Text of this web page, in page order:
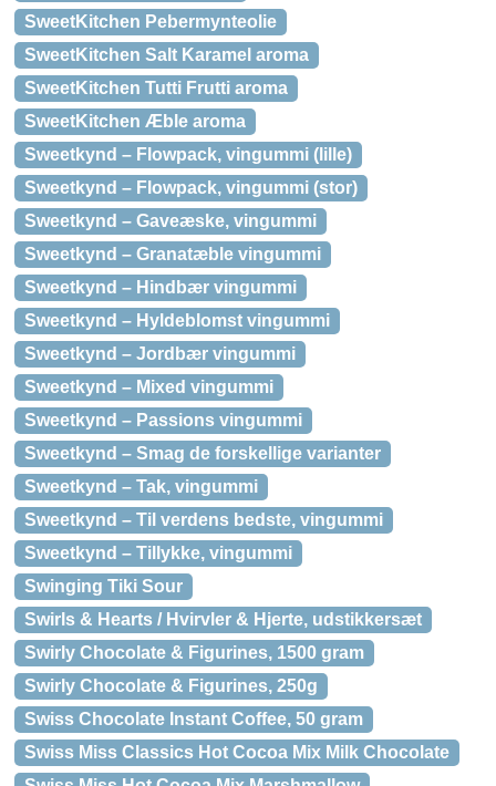
SweetKitchen Pebermynteolie
SweetKitchen Salt Karamel aroma
SweetKitchen Tutti Frutti aroma
SweetKitchen Æble aroma
Sweetkynd – Flowpack, vingummi (lille)
Sweetkynd – Flowpack, vingummi (stor)
Sweetkynd – Gaveæske, vingummi
Sweetkynd – Granatæble vingummi
Sweetkynd – Hindbær vingummi
Sweetkynd – Hyldeblomst vingummi
Sweetkynd – Jordbær vingummi
Sweetkynd – Mixed vingummi
Sweetkynd – Passions vingummi
Sweetkynd – Smag de forskellige varianter
Sweetkynd – Tak, vingummi
Sweetkynd – Til verdens bedste, vingummi
Sweetkynd – Tillykke, vingummi
Swinging Tiki Sour
Swirls & Hearts / Hvirvler & Hjerte, udstikkersæt
Swirly Chocolate & Figurines, 1500 gram
Swirly Chocolate & Figurines, 250g
Swiss Chocolate Instant Coffee, 50 gram
Swiss Miss Classics Hot Cocoa Mix Milk Chocolate